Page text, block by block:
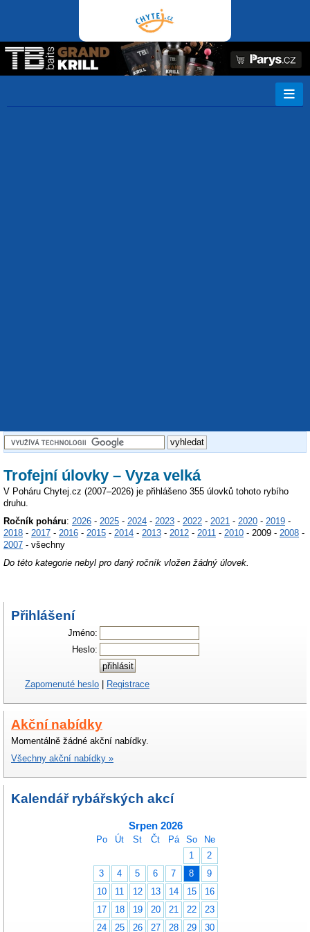
Trofejní úlovky – Vyza velká
V Poháru Chytej.cz (2007–2026) je přihlášeno 355 úlovků tohoto rybího
druhu.
Ročník poháru: 2026 - 2025 - 2024 - 2023 - 2022 - 2021 - 2020 - 2019 -
2018 - 2017 - 2016 - 2015 - 2014 - 2013 - 2012 - 2011 - 2010 - 2009 - 2008 -
2007 - všechny
Do této kategorie nebyl pro daný ročník vložen žádný úlovek.
Přihlášení
Jméno:
Heslo:
Zapomenuté heslo Registrace
Akční nabídky
Momentálně žádné akční nabídky.
Všechny akční nabídky »
Kalendář rybářských akcí
Srpen 2026
Po Út St Čt Pá So
Ne
1
2
3
4 5 6 7 8
9
10
11 12 13 14 15
16
17
18 19 20 21 22
23
24
25 26 27 28 29 30